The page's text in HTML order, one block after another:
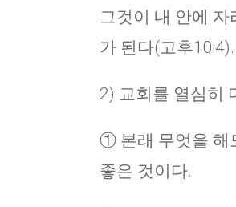
그것이 내 안에
가 된다(고후10:4).
2) 교회를 열심히
① 본래 무엇을 해
좋은 것이다.